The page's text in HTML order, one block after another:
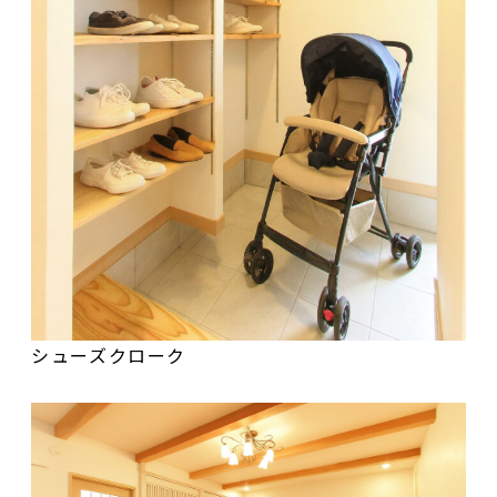
シューズクローク